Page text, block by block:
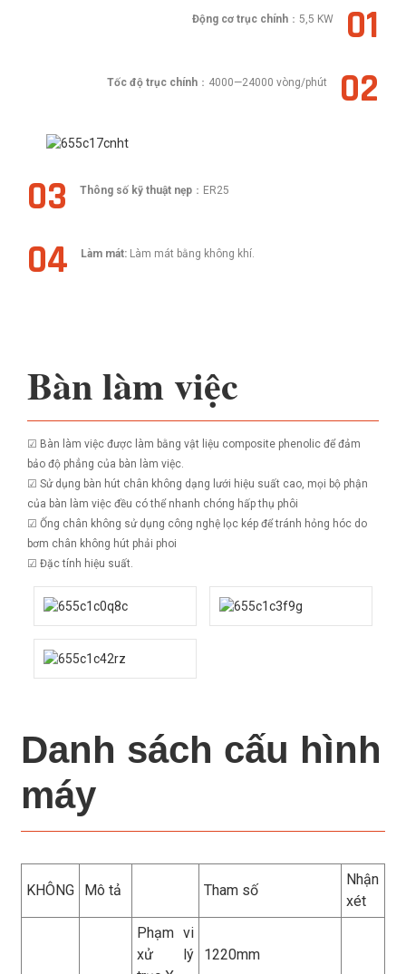
01
Động cơ trục chính ：5,5 KW
02
Tốc độ trục chính ：4000—24000 vòng/phút
03 Thông số kỹ thuật nẹp：ER25
04 Làm mát: Làm mát bằng không khí.
Bàn làm việc
☑ Bàn làm việc được làm bằng vật liệu composite phenolic để đảm
bảo độ phẳng của bàn làm việc.
☑ Sử dụng bàn hút chân không dạng lưới hiệu suất cao, mọi bộ phận
của bàn làm việc đều có thể nhanh chóng hấp thụ phôi
☑ Ống chân không sử dụng công nghệ lọc kép để tránh hỏng hóc do
bơm chân không hút phải phoi
☑ Đặc tính hiệu suất.
Danh sách cấu hình
máy
KHÔNG Mô tả Tham số
Nhận
xét
Phạm vi
xử lý
1220mm